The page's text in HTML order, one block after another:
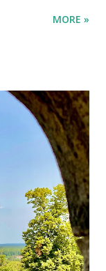
rodeo on using
people. So it
was on family
it before I
have the lab in
Bali.
roll as well. I had
rather putting it
hides
MORE »